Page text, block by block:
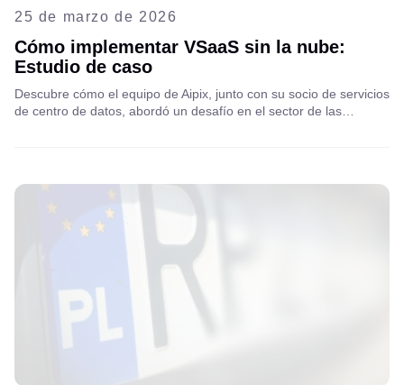
25 de marzo de 2026
Cómo implementar VSaaS sin la nube:
Estudio de caso
Descubre cómo el equipo de Aipix, junto con su socio de servicios
de centro de datos, abordó un desafío en el sector de las